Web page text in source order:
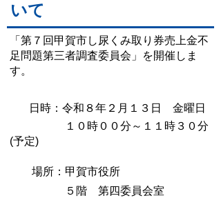
いて
「第７回甲賀市し尿くみ取り券売上金不
足問題第三者調査委員会」を開催しま
す。
日時：令和８年２月１３日 金曜日
１０時００分～１１時３０分
(予定)
場所：甲賀市役所
５階 第四委員会室